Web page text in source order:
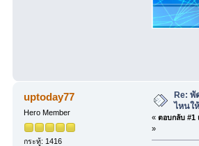
uptoday77
Hero Member
กระทู้: 1416
Re: พั
ไหนใ
« ตอบกลับ #1
»